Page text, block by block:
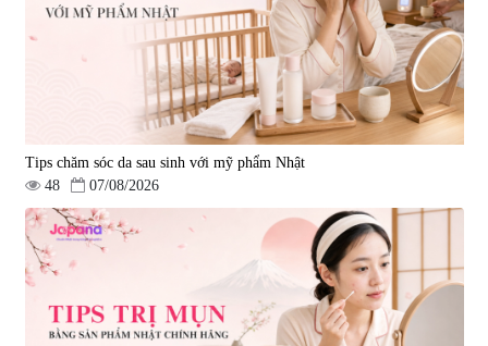
Tips chăm sóc da sau sinh với mỹ phẩm Nhật
48
07/08/2026